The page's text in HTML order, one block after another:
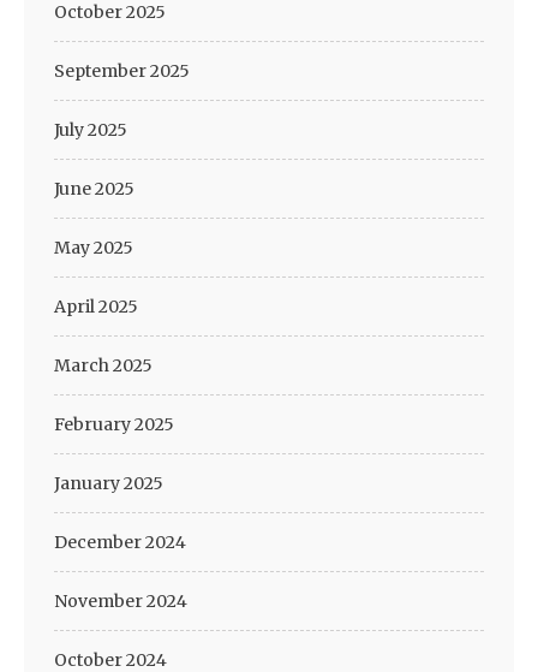
October 2025
September 2025
July 2025
June 2025
May 2025
April 2025
March 2025
February 2025
January 2025
December 2024
November 2024
October 2024